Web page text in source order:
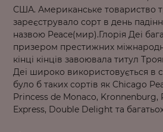
США. Американське товариство
зареєструвало сорт в день
назвою Peace(мир).Глорія Деі
призером престижних
кінці кінців завоювала титул
Деі широко використовується в
було б таких сортів як Chicago
Princess de Monaco,
Express, Double Delight та